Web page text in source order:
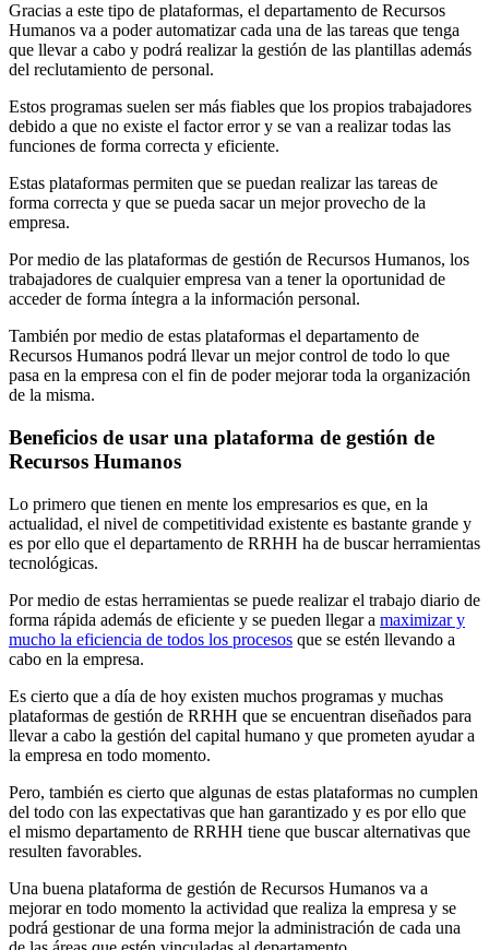
Gracias a este tipo de plataformas, el departamento de Recursos
Humanos va a poder automatizar cada una de las tareas que tenga
que llevar a cabo y podrá realizar la gestión de las plantillas además
del reclutamiento de personal.
Estos programas suelen ser más fiables que los propios trabajadores
debido a que no existe el factor error y se van a realizar todas las
funciones de forma correcta y eficiente.
Estas plataformas permiten que se puedan realizar las tareas de
forma correcta y que se pueda sacar un mejor provecho de la
empresa.
Por medio de las plataformas de gestión de Recursos Humanos, los
trabajadores de cualquier empresa van a tener la oportunidad de
acceder de forma íntegra a la información personal.
También por medio de estas plataformas el departamento de
Recursos Humanos podrá llevar un mejor control de todo lo que
pasa en la empresa con el fin de poder mejorar toda la organización
de la misma.
Beneficios de usar una plataforma de gestión de
Recursos Humanos
Lo primero que tienen en mente los empresarios es que, en la
actualidad, el nivel de competitividad existente es bastante grande y
es por ello que el departamento de RRHH ha de buscar herramientas
tecnológicas.
Por medio de estas herramientas se puede realizar el trabajo diario de
forma rápida además de eficiente y se pueden llegar a maximizar y
mucho la eficiencia de todos los procesos que se estén llevando a
cabo en la empresa.
Es cierto que a día de hoy existen muchos programas y muchas
plataformas de gestión de RRHH que se encuentran diseñados para
llevar a cabo la gestión del capital humano y que prometen ayudar a
la empresa en todo momento.
Pero, también es cierto que algunas de estas plataformas no cumplen
del todo con las expectativas que han garantizado y es por ello que
el mismo departamento de RRHH tiene que buscar alternativas que
resulten favorables.
Una buena plataforma de gestión de Recursos Humanos va a
mejorar en todo momento la actividad que realiza la empresa y se
podrá gestionar de una forma mejor la administración de cada una